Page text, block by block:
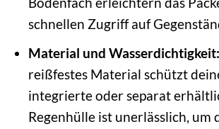
schnellen Zugriff auf
Material und Wasserdichtigkeit:
reißfestes Material schützt
integrierte oder separat
Regenhülle ist unerlässlich, um